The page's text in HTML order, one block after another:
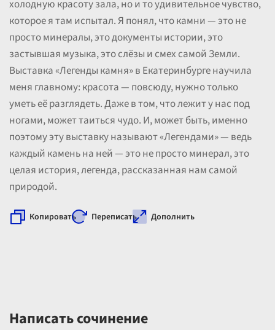
холодную красоту зала, но и то удивительное чувство,
которое я там испытал. Я понял, что камни — это не
просто минералы, это документы истории, это
застывшая музыка, это слёзы и смех самой Земли.
Выставка «Легенды камня» в Екатеринбурге научила
меня главному: красота — повсюду, нужно только
уметь её разглядеть. Даже в том, что лежит у нас под
ногами, может таиться чудо. И, может быть, именно
поэтому эту выставку называют «Легендами» — ведь
каждый камень на ней — это не просто минерал, это
целая история, легенда, рассказанная нам самой
природой.
Копировать Переписать Дополнить
Написать сочинение